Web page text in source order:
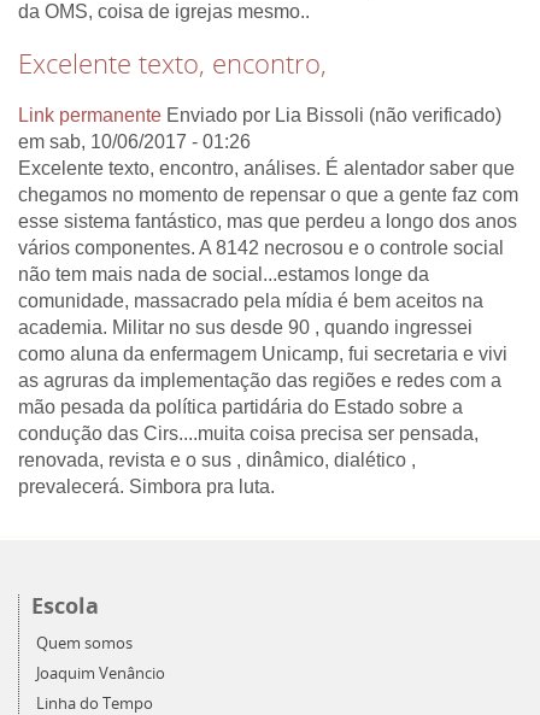
da OMS, coisa de igrejas mesmo..
Excelente texto, encontro,
Link permanente Enviado por Lia Bissoli (não verificado)
em sab, 10/06/2017 - 01:26
Excelente texto, encontro, análises. É alentador saber que
chegamos no momento de repensar o que a gente faz com
esse sistema fantástico, mas que perdeu a longo dos anos
vários componentes. A 8142 necrosou e o controle social
não tem mais nada de social...estamos longe da
comunidade, massacrado pela mídia é bem aceitos na
academia. Militar no sus desde 90 , quando ingressei
como aluna da enfermagem Unicamp, fui secretaria e vivi
as agruras da implementação das regiões e redes com a
mão pesada da política partidária do Estado sobre a
condução das Cirs....muita coisa precisa ser pensada,
renovada, revista e o sus , dinâmico, dialético ,
prevalecerá. Simbora pra luta.
Escola
Quem somos
Joaquim Venâncio
Linha do Tempo